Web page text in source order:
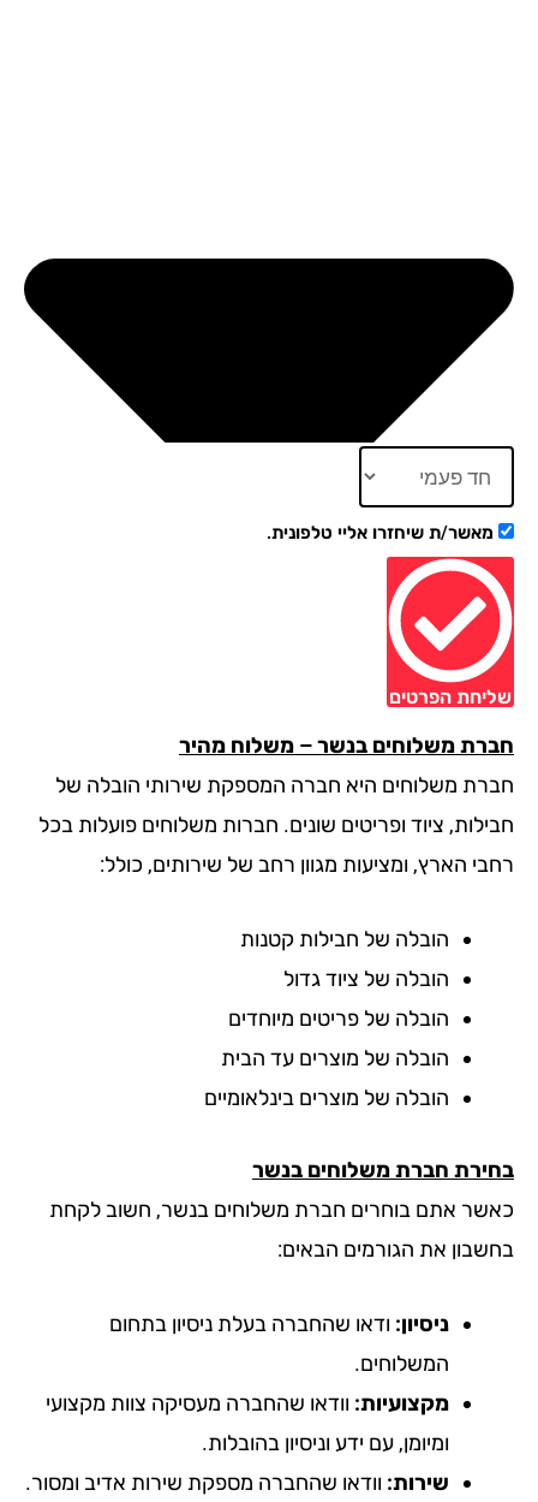
מאשר/ת שיחזרו אליי טלפונית.
הפרטים
משלוחים בנשר – משלוח מהיר
משלוחים היא חברה המספקת שירותי הובלה של
ציוד ופריטים שונים. חברות משלוחים פועלות בכל
הארץ, ומציעות מגוון רחב של שירותים, כולל:
הובלה של חבילות קטנות
הובלה של ציוד גדול
הובלה של פריטים מיוחדים
הובלה של מוצרים עד הבית
הובלה של מוצרים בינלאומיים
חברת משלוחים בנשר
אתם בוחרים חברת משלוחים בנשר, חשוב לקחת
את הגורמים הבאים:
ניסיון:ודאו שהחברה בעלת ניסיון בתחום
המשלוחים.
מקצועיות:וודאו שהחברה מעסיקה צוות מקצועי
ומיומן, עם ידע וניסיון בהובלות.
שירות:וודאו שהחברה מספקת שירות אדיב ומסור.